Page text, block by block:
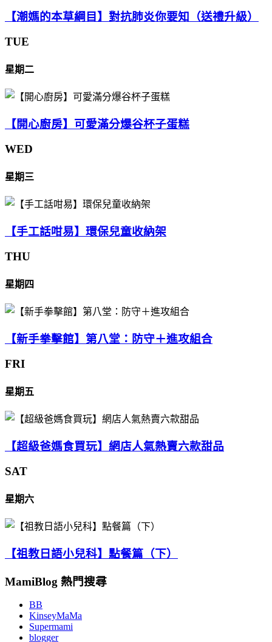
【潮媽的本草綱目】對抗肺炎你要知（送禮升級）
TUE
星期二
【開心廚房】可愛滿分爆谷杯子蛋糕
WED
星期三
【手工話咁易】環保兒童收納架
THU
星期四
【新手拳擊館】第八堂：防守＋進攻組合
FRI
星期五
【超級爸媽食買玩】網店人氣熱賣六款甜品
SAT
星期六
【祖教日語小兒科】點餐篇（下）
MamiBlog 熱門搜尋
BB
KinseyMaMa
Supermami
blogger